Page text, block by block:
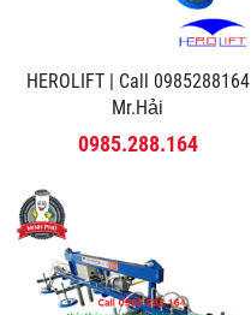
HEROLIFT | Call 0985288164
Mr.Hải
0985.288.164